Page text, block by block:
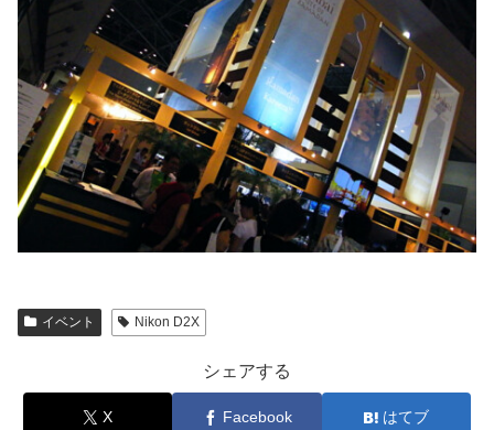
イベント Nikon D2X
シェアする
X Facebook はてブ